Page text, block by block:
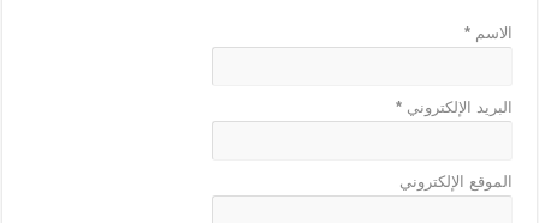
الاسم*
البريد الإلكتروني*
الموقع الإلكتروني